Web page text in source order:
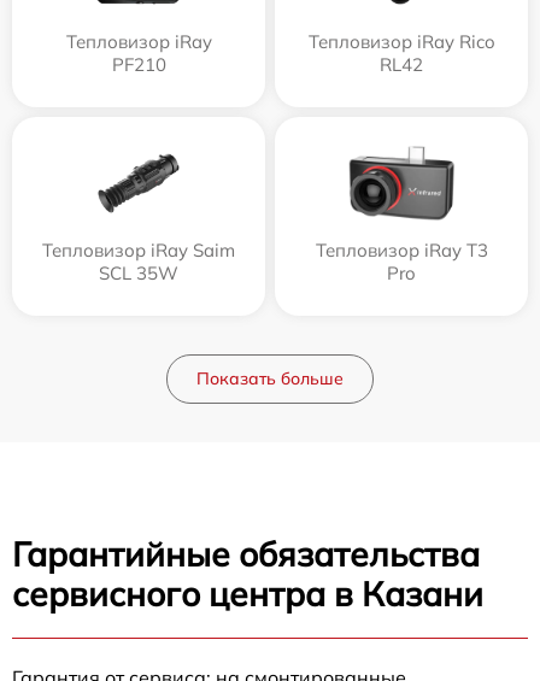
Тепловизор iRay
PF210
Тепловизор iRay Rico
RL42
Тепловизор iRay Saim
SCL 35W
Тепловизор iRay T3
Pro
Показать больше
Гарантийные обязательства
сервисного центра в Казани